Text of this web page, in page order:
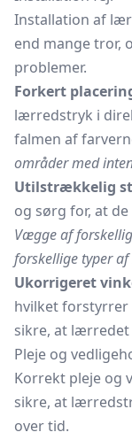
Installation af
end mange tror,
problemer.
Forkert
lærredstryk i
falmen af
områder med
Utilstrækkelig
og sørg for, at
Vægge af
forskellige typer af
Ukorrigeret
hvilket
sikre, at
Pleje og
Korrekt pleje og
sikre, at
over tid.